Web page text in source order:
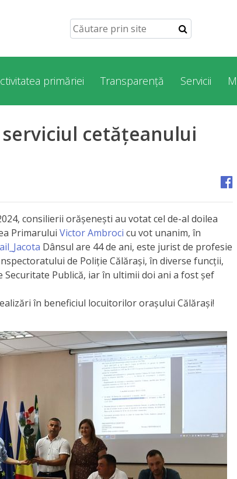
primăriei Transparență Servicii
cetățeanului
consilierii orășenești au votat cel de-al doilea
Primarului Victor Ambroci cu vot unanim, în
Dânsul are 44 de ani, este jurist de profesie
de Poliție Călărași, în diverse funcții,
Securitate Publică, iar în ultimii doi ani a fost șef
în beneficiul locuitorilor orașului Călărași!